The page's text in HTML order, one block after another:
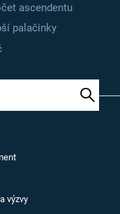
ascendentu
palačinky
výzvy